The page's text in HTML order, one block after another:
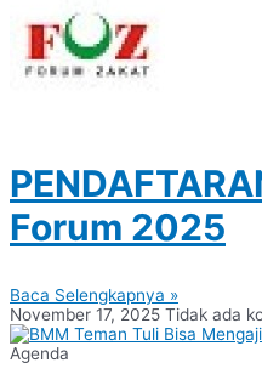
Forum 2025
Baca Selengkapnya »
November 17, 2025 Tidak ada
Agenda